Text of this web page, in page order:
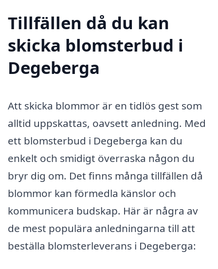
Tillfällen då du kan
skicka blomsterbud i
Degeberga
Att skicka blommor är en tidlös gest som
alltid uppskattas, oavsett anledning. Med
ett blomsterbud i Degeberga kan du
enkelt och smidigt överraska någon du
bryr dig om. Det finns många tillfällen då
blommor kan förmedla känslor och
kommunicera budskap. Här är några av
de mest populära anledningarna till att
beställa blomsterleverans i Degeberga: